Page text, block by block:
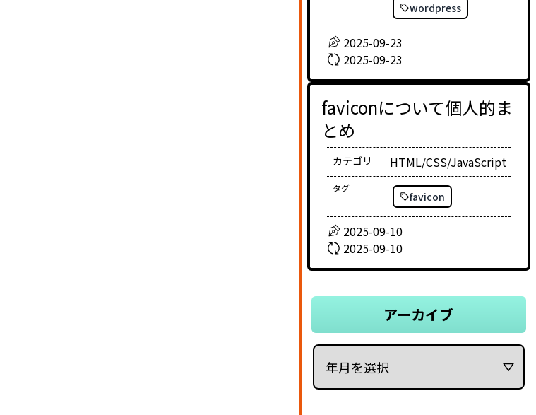
wordpress
2025-09-23
2025-09-23
faviconについて個人的ま
とめ
カテゴリ HTML/CSS/JavaScript
タグ
favicon
2025-09-10
2025-09-10
アーカイブ